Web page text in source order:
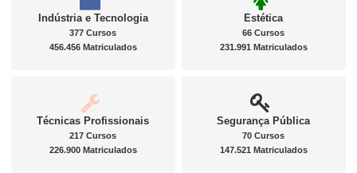
Indústria e Tecnologia
377 Cursos
456.456 Matriculados
Estética
66 Cursos
231.991 Matriculados
Técnicas Profissionais
217 Cursos
226.900 Matriculados
Segurança Pública
70 Cursos
147.521 Matriculados